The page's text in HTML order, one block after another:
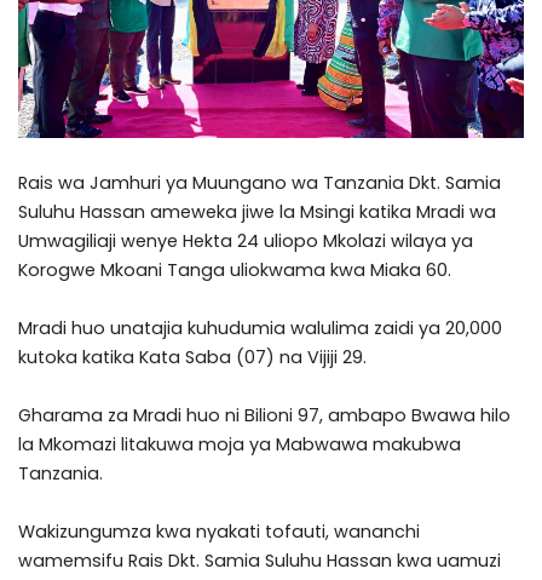
Rais wa Jamhuri ya Muungano wa Tanzania Dkt. Samia
Suluhu Hassan ameweka jiwe la Msingi katika Mradi wa
Umwagiliaji wenye Hekta 24 uliopo Mkolazi wilaya ya
Korogwe Mkoani Tanga uliokwama kwa Miaka 60.
Mradi huo unatajia kuhudumia walulima zaidi ya 20,000
kutoka katika Kata Saba (07) na Vijiji 29.
Gharama za Mradi huo ni Bilioni 97, ambapo Bwawa hilo
la Mkomazi litakuwa moja ya Mabwawa makubwa
Tanzania.
Wakizungumza kwa nyakati tofauti, wananchi
wamemsifu Rais Dkt. Samia Suluhu Hassan kwa uamuzi